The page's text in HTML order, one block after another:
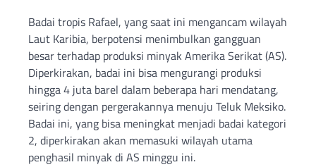
Badai tropis Rafael, yang saat ini mengancam wilayah
Laut Karibia, berpotensi menimbulkan gangguan
besar terhadap produksi minyak Amerika Serikat (AS).
Diperkirakan, badai ini bisa mengurangi produksi
hingga 4 juta barel dalam beberapa hari mendatang,
seiring dengan pergerakannya menuju Teluk Meksiko.
Badai ini, yang bisa meningkat menjadi badai kategori
2, diperkirakan akan memasuki wilayah utama
penghasil minyak di AS minggu ini.